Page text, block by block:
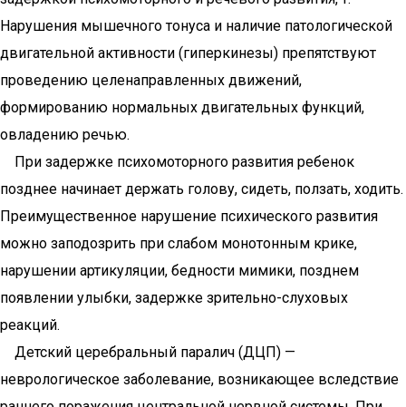
Нарушения мышечного тонуса и наличие патологической
двигательной активности (гиперкинезы) препятствуют
проведению целенаправленных движений,
формированию нормальных двигательных функций,
овладению речью.
При задержке психомоторного развития ребенок
позднее начинает держать голову, сидеть, ползать, ходить.
Преимущественное нарушение психического развития
можно заподозрить при слабом монотонным крике,
нарушении артикуляции, бедности мимики, позднем
появлении улыбки, задержке зрительно-слуховых
реакций.
Детский церебральный паралич (ДЦП) —
неврологическое заболевание, возникающее вследствие